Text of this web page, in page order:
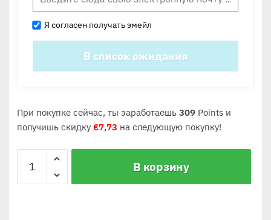
Я согласен получать эмейл
При покупке сейчас, ты заработаешь 309Points и
получишь скидку €7,73 на следующую покупку!
В корзину